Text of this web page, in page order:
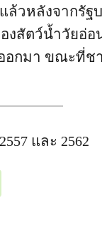
ล้วหลังจากรั
งสัตว์น้ำวัยอ่อ
อกมา ขณะที่ช
และ 2562